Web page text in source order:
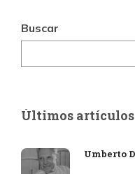
Buscar
Últimos artículos
Umberto